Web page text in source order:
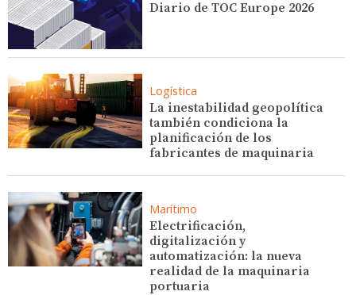
Diario de TOC Europe 2026
Logística
La inestabilidad geopolítica
también condiciona la
planificación de los
fabricantes de maquinaria
Marítimo
Electrificación,
digitalización y
automatización: la nueva
realidad de la maquinaria
portuaria